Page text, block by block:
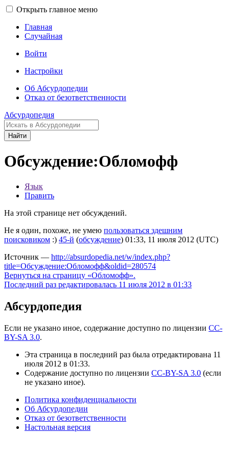
Открыть главное меню
Главная
Случайная
Войти
Настройки
Об Абсурдопедии
Отказ от безответственности
Абсурдопедия
Найти
Обсуждение:Обломофф
Язык
Править
На этой странице нет обсуждений.
Не я один, похоже, не умею пользоваться здешним
поисковиком :) 45-й (обсуждение) 01:33, 11 июля 2012 (UTC)
Источник — http://absurdopedia.net/w/index.php?
title=Обсуждение:Обломофф&oldid=280574
Вернуться на страницу «Обломофф».
Последний раз редактировалась 11 июля 2012 в 01:33
Абсурдопедия
Если не указано иное, содержание доступно по лицензии CC-
BY-SA 3.0.
Эта страница в последний раз была отредактирована 11
июля 2012 в 01:33.
Содержание доступно по лицензии CC-BY-SA 3.0 (если
не указано иное).
Политика конфиденциальности
Об Абсурдопедии
Отказ от безответственности
Настольная версия